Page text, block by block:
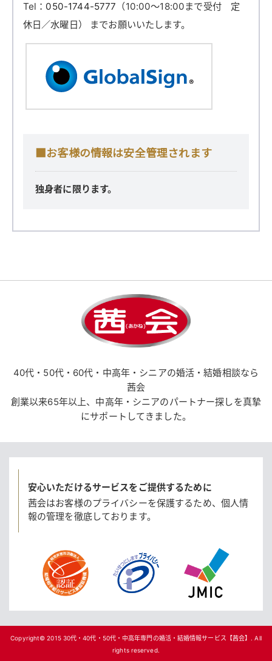
Tel： 050-1744-5777 （10:00～18:00まで受付 定
休日／水曜日）
までお願いいたします。
■お客様の情報は安全管理されます
独身者に限ります。
40代・50代・60代・中高年・シニアの婚活・結婚相談なら
茜会
創業以来65年以上、中高年・シニアのパートナー探しを真摯
にサポートしてきました。
安心いただけるサービスをご提供するために
茜会はお客様のプライバシーを保護するため、 個人情
報の管理を徹底しております。
Copyright© 2015 30代・40代・50代・中高年専門の婚活・結婚情報サービス【茜会】 . All
rights reserved.